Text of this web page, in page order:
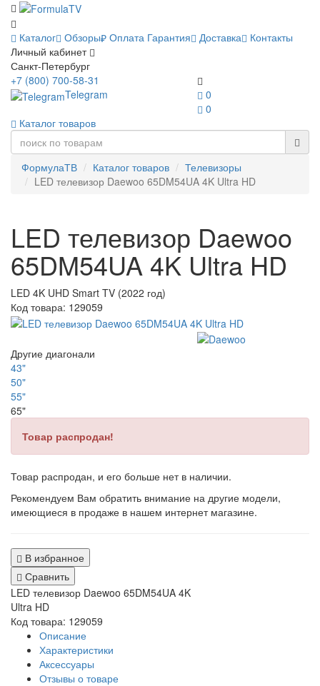
Каталог Обзоры Оплата Гарантия Доставка
Контакты
Личный кабинет
Санкт-Петербург
0
0
+7 (800) 700-58-31
Telegram
Каталог товаров
ФормулаТВ Каталог товаров
Телевизоры
LED телевизор Daewoo 65DM54UA 4K Ultra HD
LED телевизор Daewoo
65DM54UA 4K Ultra HD
LED 4K UHD Smart TV (2022 год)
Код товара: 129059
Другие диагонали
43"
50"
55"
65"
Товар распродан!
Товар распродан, и его больше нет в наличии.
Рекомендуем Вам обратить внимание на другие модели,
имеющиеся в продаже в нашем интернет магазине.
В избранное
Сравнить
LED телевизор Daewoo 65DM54UA 4K
Ultra HD
Код товара: 129059
Описание
Характеристики
Аксессуары
Отзывы о товаре